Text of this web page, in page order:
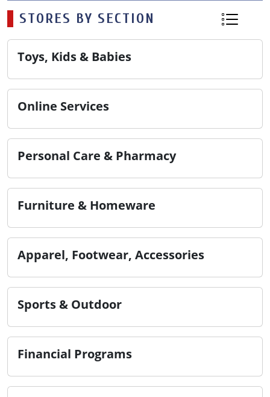
STORES BY SECTION
Toys, Kids & Babies
Online Services
Personal Care & Pharmacy
Furniture & Homeware
Apparel, Footwear, Accessories
Sports & Outdoor
Financial Programs